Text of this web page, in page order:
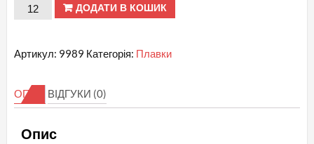
Трусики
кількість
ДОДАТИ В КОШИК
Артикул: 9989 Категорія: Плавки
ОПИС ВІДГУКИ (0)
Опис